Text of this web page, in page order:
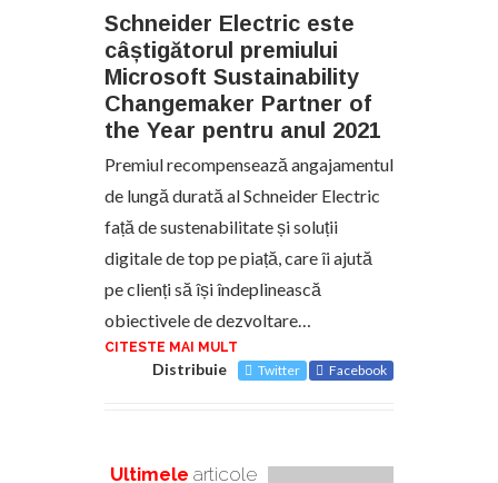
Schneider Electric este
câștigătorul premiului
Microsoft Sustainability
Changemaker Partner of
the Year pentru anul 2021
Premiul recompensează angajamentul
de lungă durată al Schneider Electric
față de sustenabilitate și soluții
digitale de top pe piață, care îi ajută
pe clienți să își îndeplinească
obiectivele de dezvoltare…
CITESTE MAI MULT
Distribuie Twitter Facebook
Ultimele articole